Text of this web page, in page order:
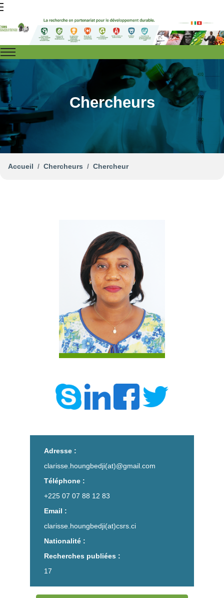
Chercheurs
Accueil Chercheurs Chercheur
Adresse :
clarisse.houngbedji(at)@gmail.com
Téléphone :
+225 07 07 88 12 83
Email :
clarisse.houngbedji(at)csrs.ci
Nationalité :
Recherches publiées :
17